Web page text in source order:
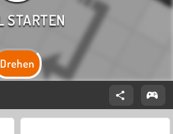
Drehen